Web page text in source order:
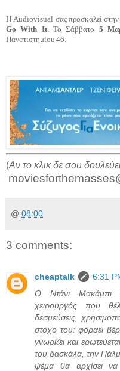
Η Audiovisual σας προσκαλεί στην
Go With It. Το Σάββατο 5
Πανεπιστημίου 46.
(Αν το κλικ δε σου
@ 08:00
3 comments:
cheaptalk
6:31
Ο Ντάνι Μακάμπι
χειρουργός που
δεσμεύσεις,
στόχο του: φοράει
γνωρίζει και
του δασκάλα, την
ψέμα θα αρχίσει να